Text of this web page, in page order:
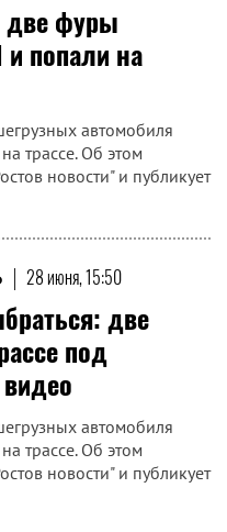
две фуры
и попали на
автомобиля
трассе. Об этом
новости" и публикует
| 28 июня, 15:50
две
под
автомобиля
трассе. Об этом
новости" и публикует